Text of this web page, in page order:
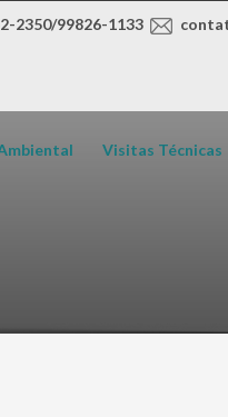
2350/99826-1133
Visitas Técnicas